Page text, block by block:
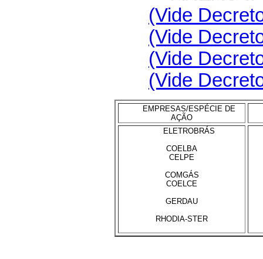
(Vide
(Vide
(Vide
(Vide
EMPRESAS/ESPÉCIE DE
AÇÃO
ELETROBRÁS
COELBA
CELPE
COMGÁS
COELCE
GERDAU
RHODIA-STER